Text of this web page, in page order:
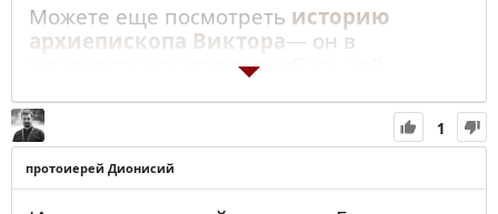
Можете еще посмотреть историю
архиепископа Виктора— он в
молодости отказался прибыльной
помогал ему.
---
А вот вам простой совет — начните % от
1
протоиерей Дионисий